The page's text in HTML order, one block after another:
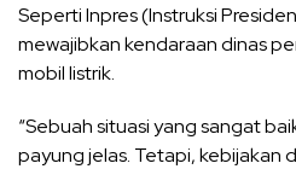
Seperti Inpres (Instruksi
mewajibkan kendaraan dinas
mobil listrik.
“Sebuah situasi yang sangat
payung jelas. Tetapi, kebijakan